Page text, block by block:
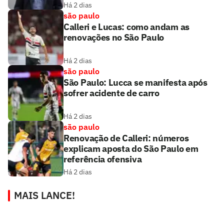
Há 2 dias
são paulo
Calleri e Lucas: como andam as
renovações no São Paulo
Há 2 dias
são paulo
São Paulo: Lucca se manifesta após
sofrer acidente de carro
Há 2 dias
são paulo
Renovação de Calleri: números
explicam aposta do São Paulo em
referência ofensiva
Há 2 dias
MAIS LANCE!